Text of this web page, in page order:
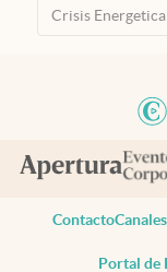
Crisis Energetica
Contacto
Portal de